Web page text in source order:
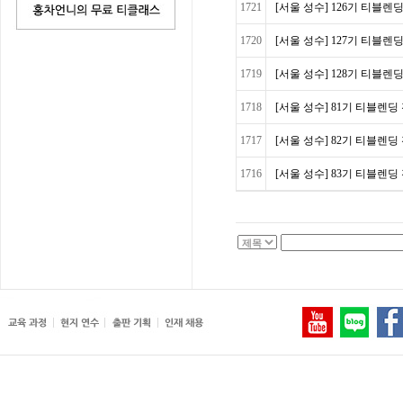
1721 [서울 성수] 126기 티블렌
1720 [서울 성수] 127기 티블렌
1719 [서울 성수] 128기 티블렌
1718 [서울 성수] 81기 티블렌딩
1717 [서울 성수] 82기 티블렌딩
1716 [서울 성수] 83기 티블렌딩